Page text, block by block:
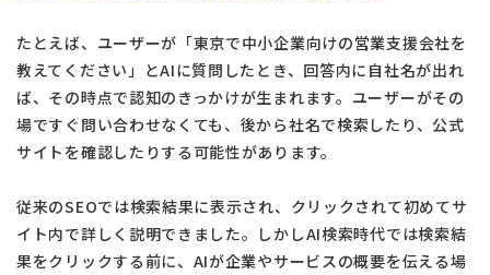
たとえば、ユーザーが「東京で中小企業向けの営業支援会社を
教えてください」とAIに質問したとき、回答内に自社名が出れ
ば、その時点で認知のきっかけが生まれます。ユーザーがその
場ですぐ問い合わせなくても、後から社名で検索したり、公式
サイトを確認したりする可能性があります。
従来のSEOでは検索結果に表示され、クリックされて初めてサ
イト内で詳しく説明できました。しかしAI検索時代では検索結
果をクリックする前に、AIが企業やサービスの概要を伝える場